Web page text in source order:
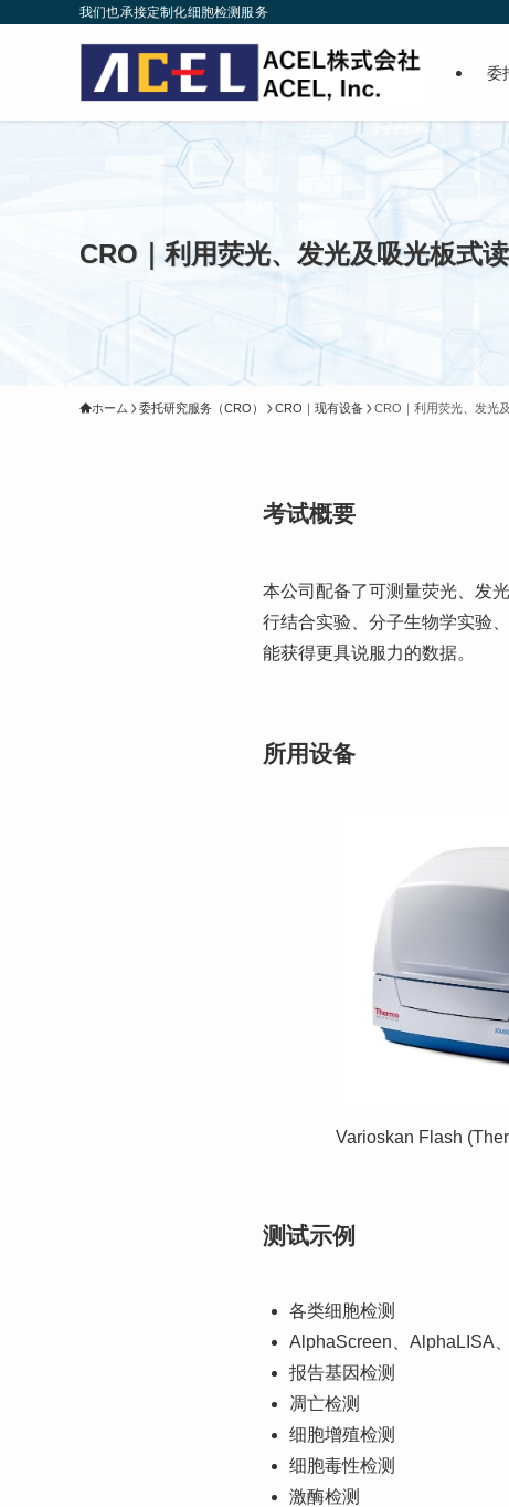
我们也承接定制化细胞检测服务
委
CRO｜利用荧光、发光及吸光板式
ホーム 委托研究服务（CRO） CRO｜现有设备 CRO｜利用荧光、发光
考试概要
本公司配备了可测量荧光、发
行结合实验、分子生物学实验
能获得更具说服力的数据。
所用设备
Varioskan Flash
测试示例
各类细胞检测
AlphaScreen、AlphaLISA
报告基因检测
凋亡检测
细胞增殖检测
细胞毒性检测
激酶检测